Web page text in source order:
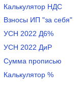
Калькулятор НДС
Взносы ИП "за себя"
УСН 2022 Д6%
УСН 2022 ДиР
Сумма прописью
Калькулятор %